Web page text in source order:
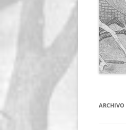
ARCHIVO